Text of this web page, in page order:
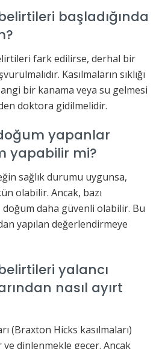
başladığında
fark edilirse, derhal bir
Kasılmaların sıklığı
bir kanama veya su gelmesi
doktora gidilmelidir.
yapanlar
yapabilir mi?
sağlık durumu uygunsa,
olabilir. Ancak, bazı
daha güvenli olabilir. Bu
yapılan değerlendirmeye
yalancı
nasıl ayırt
(Braxton Hicks kasılmaları)
dinlenmekle geçer. Ancak